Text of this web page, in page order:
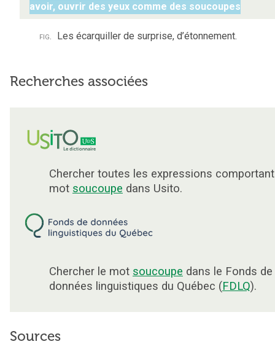
avoir, ouvrir des yeux comme des soucoupes
fig. Les écarquiller de surprise, d’étonnement.
Recherches associées
Chercher toutes les expressions
mot soucoupe dans Usito.
Chercher le mot soucoupe dans le Fonds de
données linguistiques du Québec (FDLQ).
Sources